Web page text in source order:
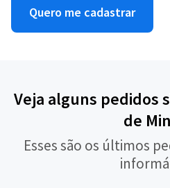
Quero me cadastrar
Veja alguns pedidos
de
Esses são os últimos